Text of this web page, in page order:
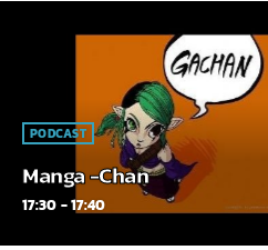
PODCAST
Manga -Chan
17:30 - 17:40